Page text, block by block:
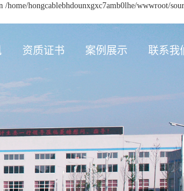
hongcablebhdounxgxc7amb0lhe/wwwroot/
资质证书 案例展示 联系我